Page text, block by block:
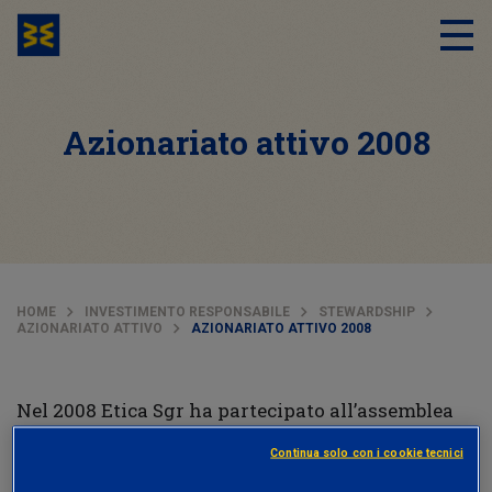
Azionariato attivo 2008
HOME INVESTIMENTO RESPONSABILE
STEWARDSHIP
AZIONARIATO ATTIVO
AZIONARIATO ATTIVO 2008
Nel 2008 Etica Sgr ha partecipato all’assemblea
a Fabriano e di Sabafa
Continua solo con i cookie tecnici